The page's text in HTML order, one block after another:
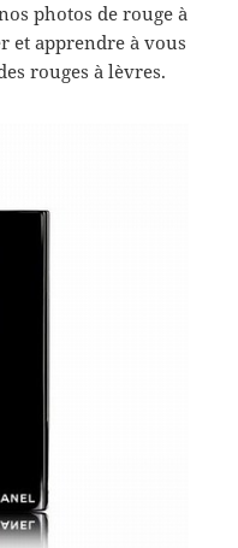
photos de rouge à
et apprendre à vous
rouges à lèvres.